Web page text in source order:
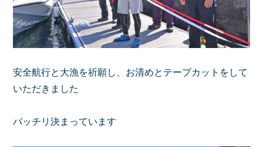
安全航行と大漁を祈願し、お清めとテープカットをして
いただきました
バッチリ決まっています